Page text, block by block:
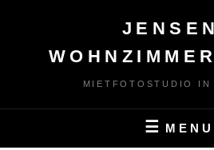
MIETFOTOSTUDIO IN
MENU